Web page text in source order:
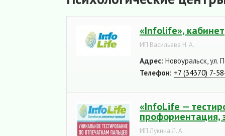
«Infolife», кабинет
ИП Васильева Н. А.
Адрес: Новоуральск, ул.
Телефон: +7 (34370) 7-
«InfoLife —
профориентация,
ИП Лукина Л. А.